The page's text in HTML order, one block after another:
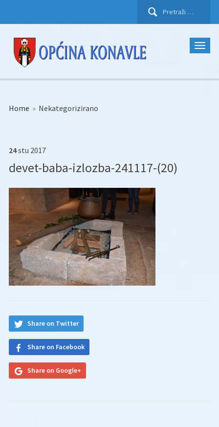
Pretraži:
Home » Nekategorizirano
24stu 2017
devet-baba-izlozba-241117-(20)
Share on Twitter
Share on Facebook
Share on Google+